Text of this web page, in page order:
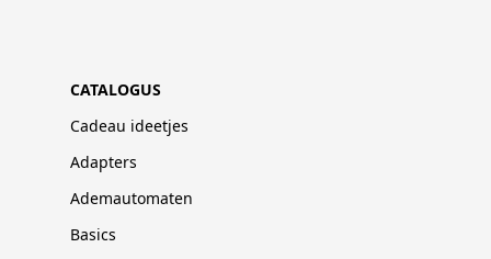
CATALOGUS
Cadeau ideetjes
Adapters
Ademautomaten
Basics